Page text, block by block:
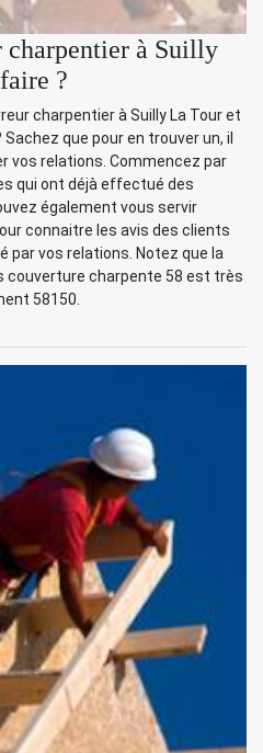
charpentier à Suilly
?
charpentier à Suilly La Tour et
que pour en trouver un, il
vos relations. Commencez par
qui ont déjà effectué des
également vous servir
connaitre les avis des clients
par vos relations. Notez que la
couverture charpente 58 est très
58150.